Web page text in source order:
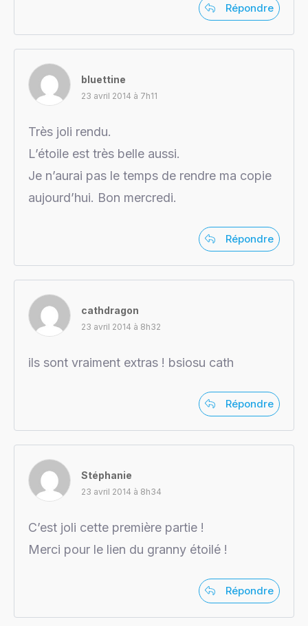
Répondre
bluettine
23 avril 2014 à 7h11
Très joli rendu.
L’étoile est très belle aussi.
Je n’aurai pas le temps de rendre ma copie
aujourd’hui. Bon mercredi.
Répondre
cathdragon
23 avril 2014 à 8h32
ils sont vraiment extras ! bsiosu cath
Répondre
Stéphanie
23 avril 2014 à 8h34
C’est joli cette première partie !
Merci pour le lien du granny étoilé !
Répondre